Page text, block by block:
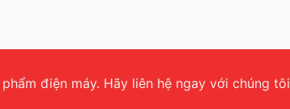
điện máy. Hãy liên hệ ngay với chúng tôi